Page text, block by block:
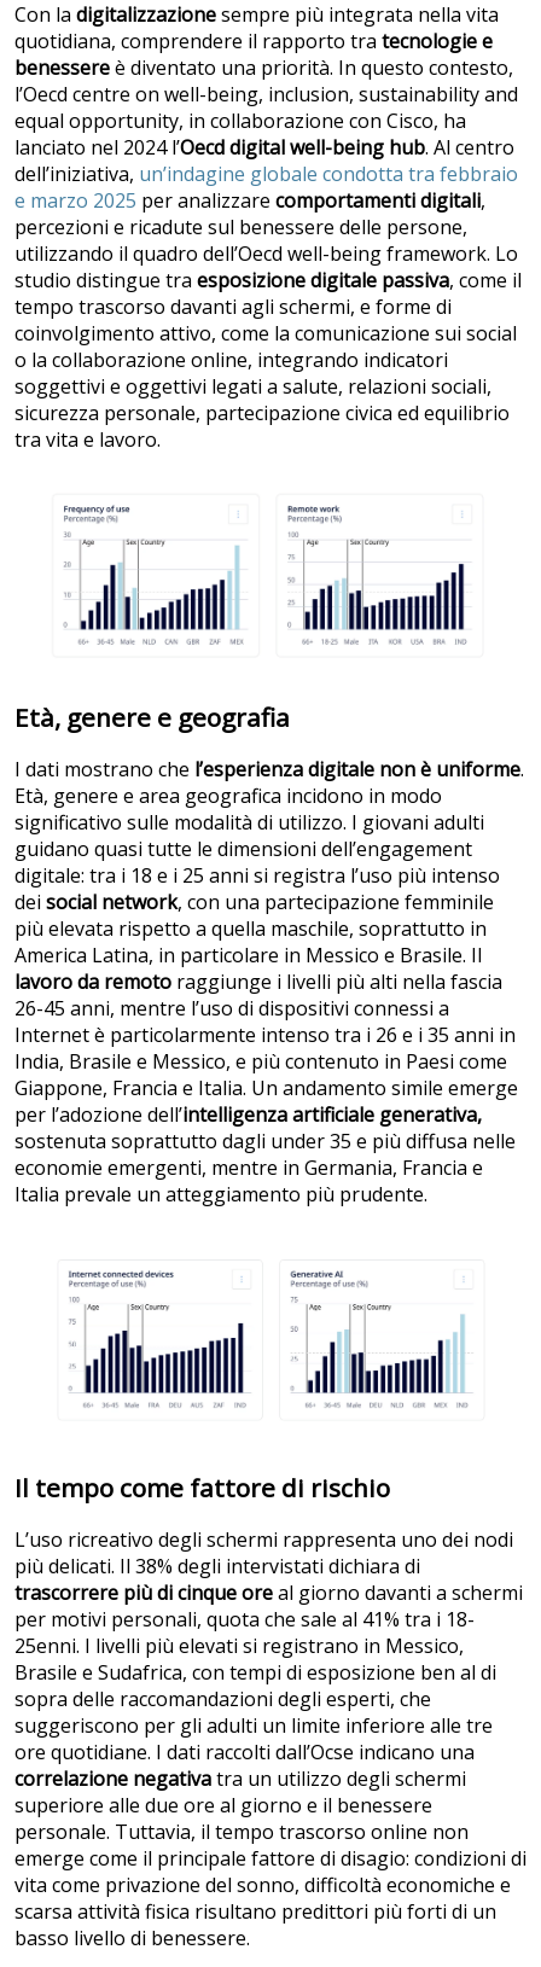
Con la digitalizzazionesempre più integrata nella vita
quotidiana, comprendere il rapporto tra tecnologie e
benessereè diventato una priorità. In questo contesto,
l’Oecd centre on well-being, inclusion, sustainability and
equal opportunity, in collaborazione con Cisco, ha
lanciato nel 2024 l’Oecd digital well-being hub. Al centro
dell’iniziativa, un’indagine globale condotta tra febbraio
e marzo 2025 per analizzare comportamenti digitali,
percezioni e ricadute sul benessere delle persone,
utilizzando il quadro dell’Oecd well-being framework. Lo
studio distingue tra esposizione digitale passiva, come il
tempo trascorso davanti agli schermi, e forme di
coinvolgimento attivo, come la comunicazione sui social
o la collaborazione online, integrando indicatori
soggettivi e oggettivi legati a salute, relazioni sociali,
sicurezza personale, partecipazione civica ed equilibrio
tra vita e lavoro.
Età, genere e geografia
I dati mostrano che l’esperienza digitale non è uniforme.
Età, genere e area geografica incidono in modo
significativo sulle modalità di utilizzo. I giovani adulti
guidano quasi tutte le dimensioni dell’engagement
digitale: tra i 18 e i 25 anni si registra l’uso più intenso
dei social network, con una partecipazione femminile
più elevata rispetto a quella maschile, soprattutto in
America Latina, in particolare in Messico e Brasile. Il
lavoro da remoto raggiunge i livelli più alti nella fascia
26-45 anni, mentre l’uso di dispositivi connessi a
Internet è particolarmente intenso tra i 26 e i 35 anni in
India, Brasile e Messico, e più contenuto in Paesi come
Giappone, Francia e Italia. Un andamento simile emerge
per l’adozione dell’intelligenzaartificiale generativa,
sostenuta soprattutto dagli under 35 e più diffusa nelle
economie emergenti, mentre in Germania, Francia e
Italia prevale un atteggiamento più prudente.
Il tempo come fattore di rischio
L’uso ricreativo degli schermi rappresenta uno dei nodi
più delicati. Il 38% degli intervistati dichiara di
trascorrere più di cinque oreal giorno davanti a schermi
per motivi personali, quota che sale al 41% tra i 18-
25enni. I livelli più elevati si registrano in Messico,
Brasile e Sudafrica, con tempi di esposizione ben al di
sopra delle raccomandazioni degli esperti, che
suggeriscono per gli adulti un limite inferiore alle tre
ore quotidiane. I dati raccolti dall’Ocse indicano una
correlazione negativatra un utilizzo degli schermi
superiore alle due ore al giorno e il benessere
personale. Tuttavia, il tempo trascorso online non
emerge come il principale fattore di disagio: condizioni di
vita come privazione del sonno, difficoltà economiche e
scarsa attività fisica risultano predittori più forti di un
basso livello di benessere.